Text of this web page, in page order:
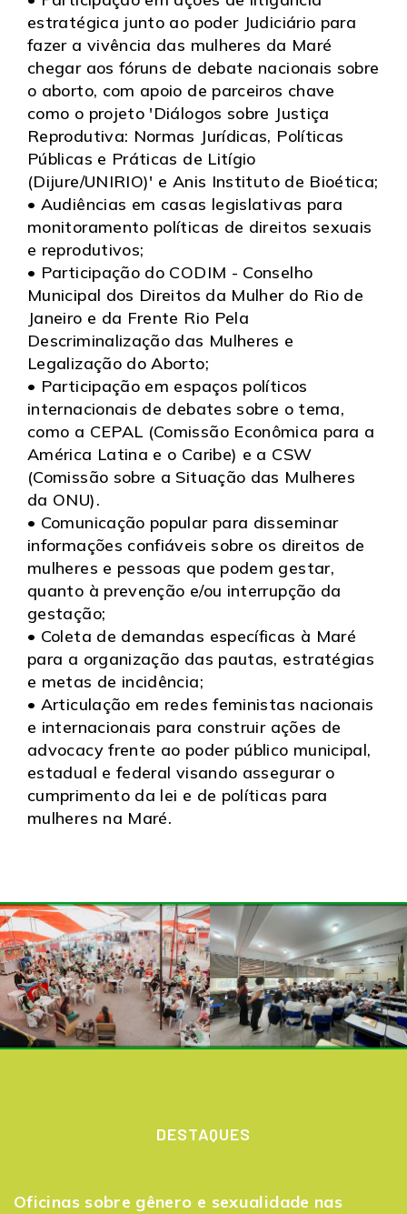
estratégica junto ao poder Judiciário para
fazer a vivência das mulheres da Maré
chegar aos fóruns de debate nacionais sobre
o aborto, com apoio de parceiros chave
como o projeto 'Diálogos sobre Justiça
Reprodutiva: Normas Jurídicas, Políticas
Públicas e Práticas de Litígio
(Dijure/UNIRIO)' e Anis Instituto de Bioética;
• Audiências em casas legislativas para
monitoramento políticas de direitos sexuais
e reprodutivos;
• Participação do CODIM - Conselho
Municipal dos Direitos da Mulher do Rio de
Janeiro e da Frente Rio Pela
Descriminalização das Mulheres e
Legalização do Aborto;
• Participação em espaços políticos
internacionais de debates sobre o tema,
como a CEPAL (Comissão Econômica para a
América Latina e o Caribe) e a CSW
(Comissão sobre a Situação das Mulheres
da ONU).
• Comunicação popular para disseminar
informações confiáveis sobre os direitos de
mulheres e pessoas que podem gestar,
quanto à prevenção e/ou interrupção da
gestação;
• Coleta de demandas específicas à Maré
para a organização das pautas, estratégias
e metas de incidência;
• Articulação em redes feministas nacionais
e internacionais para construir ações de
advocacy frente ao poder público municipal,
estadual e federal visando assegurar o
cumprimento da lei e de políticas para
mulheres na Maré.
DESTAQUES
Oficinas sobre gênero e sexualidade nas